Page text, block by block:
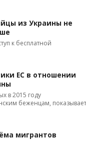
из Украины не
к бесплатной
ЕС в отношении
в 2015 году
беженцам, показывает
мигрантов